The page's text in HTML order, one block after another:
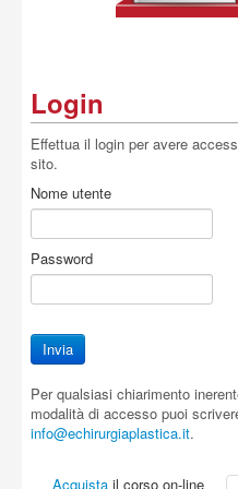
Login
Effettua il login per avere
sito.
Nome utente
Password
Per qualsiasi chiarimento
modalità di accesso puoi
info@echirurgiaplastica.it.
Acquista il corso on-line